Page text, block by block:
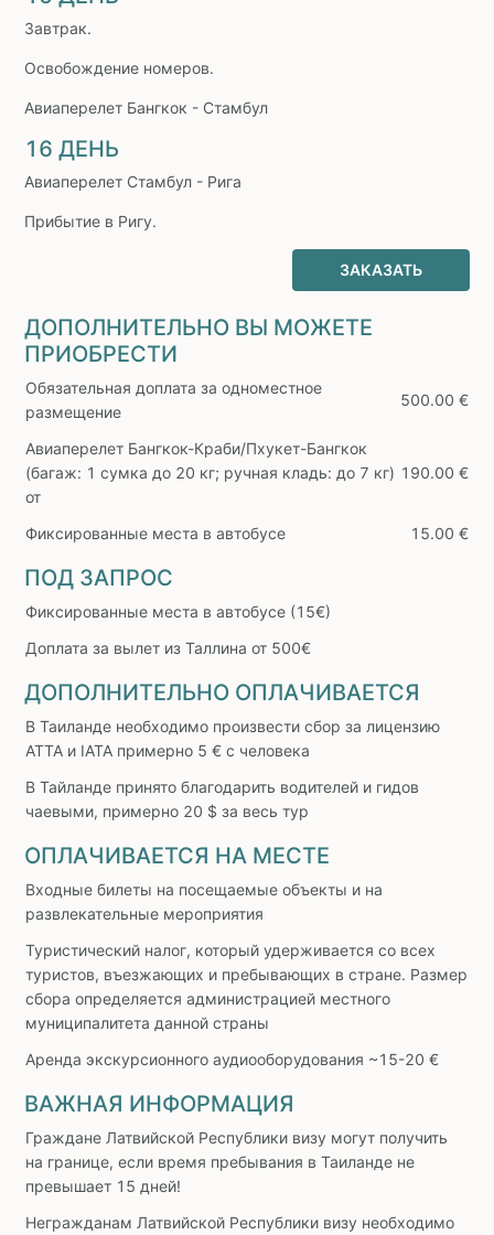
Завтрак.
Освобождение номеров.
Авиаперелет Бангкок - Стамбул
16 ДЕНЬ
Авиаперелет Стамбул - Рига
Прибытие в Ригу.
ЗАКАЗАТЬ
ДОПОЛНИТЕЛЬНО ВЫ МОЖЕТЕ
ПРИОБРЕСТИ
Обязательная доплата за одноместное
размещение
500.00 €
Авиаперелет Бангкок-Краби/Пхукет-Бангкок
(багаж: 1 сумка до 20 кг; ручная кладь: до 7 кг)
от
190.00 €
Фиксированные места в автобусе 15.00 €
ПОД ЗАПРОС
Фиксированные места в автобусе (15€)
Доплата за вылет из Таллина от 500€
ДОПОЛНИТЕЛЬНО ОПЛАЧИВАЕТСЯ
В Таиланде необходимо произвести сбор за лицензию
ATTA и IATA примерно 5 € с человека
В Тайланде принято благодарить водителей и гидов
чаевыми, примерно 20 $ за весь тур
ОПЛАЧИВАЕТСЯ НА МЕСТЕ
Входные билеты на посещаемые объекты и на
развлекательные мероприятия
Туристический налог, который удерживается со всех
туристов, въезжающих и пребывающих в стране. Размер
сбора определяется администрацией местного
муниципалитета данной страны
Аренда экскурсионного аудиооборудования ~15-20 €
ВАЖНАЯ ИНФОРМАЦИЯ
Граждане Латвийской Республики визу могут получить
на границе, если время пребывания в Таиланде не
превышает 15 дней!
Негражданам Латвийской Республики визу необходимо